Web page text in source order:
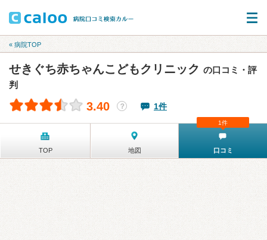
« 病院TOP
せきぐち赤ちゃんこどもクリニック の口コミ・評
判
3.40 ？ 1件
TOP 地図 口コミ
1件